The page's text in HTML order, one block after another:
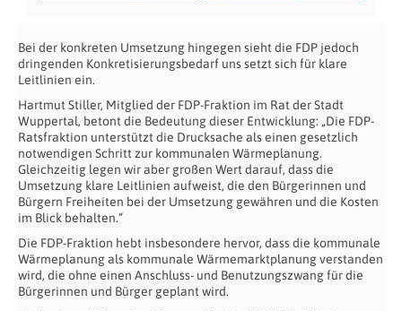
Bei der konkreten Umsetzung hingegen sieht die FDP jedoch
dringenden Konkretisierungsbedarf uns setzt sich für klare
Leitlinien ein.
Hartmut Stiller, Mitglied der FDP-Fraktion im Rat der Stadt
Wuppertal, betont die Bedeutung dieser Entwicklung: „Die FDP-
Ratsfraktion unterstützt die Drucksache als einen gesetzlich
notwendigen Schritt zur kommunalen Wärmeplanung.
Gleichzeitig legen wir aber großen Wert darauf, dass die
Umsetzung klare Leitlinien aufweist, die den Bürgerinnen und
Bürgern Freiheiten bei der Umsetzung gewähren und die Kosten
im Blick behalten.“
Die FDP-Fraktion hebt insbesondere hervor, dass die kommunale
Wärmeplanung als kommunale Wärmemarktplanung verstanden
wird, die ohne einen Anschluss- und Benutzungszwang für die
Bürgerinnen und Bürger geplant wird.